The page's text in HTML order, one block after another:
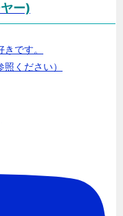
ー)
です。
ください）